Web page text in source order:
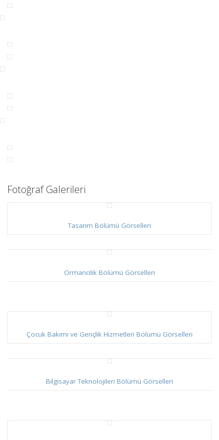
Fotoğraf Galerileri
Tasarım Bölümü Görselleri
Ormancılık Bölümü Görselleri
Çocuk Bakımı ve Gençlik Hizmetleri Bölümü Görselleri
Bilgisayar Teknolojileri Bölümü Görselleri